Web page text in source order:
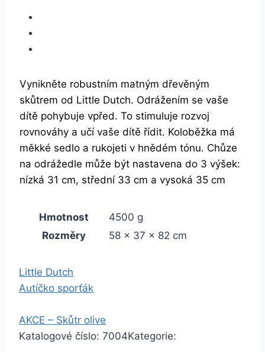
Vynikněte robustním matným dřevěným
skůtrem od Little Dutch. Odrážením se vaše
dítě pohybuje vpřed. To stimuluje rozvoj
rovnováhy a učí vaše dítě řídit. Koloběžka má
měkké sedlo a rukojeti v hnědém tónu. Chůze
na odrážedle může být nastavena do 3 výšek:
nízká 31 cm, střední 33 cm a vysoká 35 cm
Hmotnost
4500 g
Rozměry
58 × 37 × 82 cm
Little Dutch
Autíčko sporťák
AKCE – Skůtr olive
Katalogové číslo: 7004Kategorie: